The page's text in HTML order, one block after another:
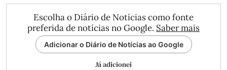
Escolha o Diário de Notícias como fonte
preferida de notícias no Google. Saber mais
Adicionar o Diário de Notícias ao Google
Já adicionei